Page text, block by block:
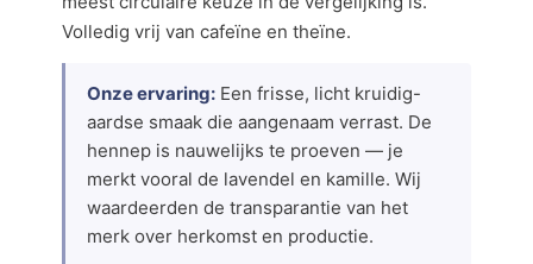
Volledig vrij van cafeïne en theïne.
Onze ervaring: Een frisse, licht kruidig-
aardse smaak die aangenaam verrast. De
hennep is nauwelijks te proeven — je
merkt vooral de lavendel en kamille. Wij
waardeerden de transparantie van het
merk over herkomst en productie.